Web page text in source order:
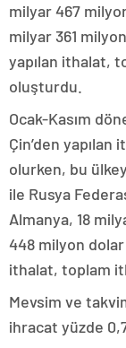
milyar 467
milyar 361
yapılan ithalat,
oluşturdu.
Ocak-Kasım
Çin’den yapılan
olurken, bu
ile Rusya
Almanya, 18
448 milyon dolar
ithalat, toplam
Mevsim ve
ihracat yüzde